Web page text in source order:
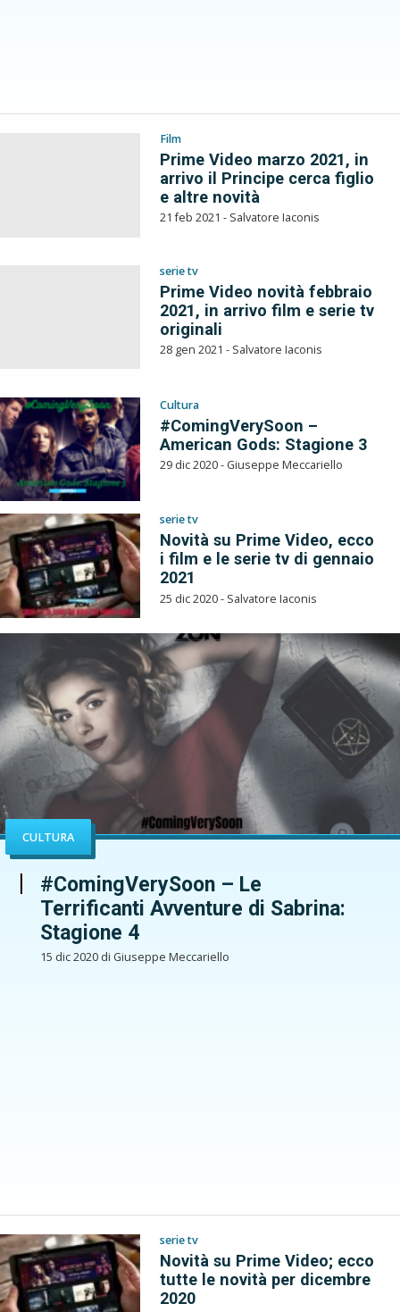
Film
Prime Video marzo 2021, in
arrivo il Principe cerca figlio
e altre novità
21 feb 2021 - Salvatore Iaconis
serie tv
Prime Video novità febbraio
2021, in arrivo film e serie tv
originali
28 gen 2021 - Salvatore Iaconis
Cultura
#ComingVerySoon –
American Gods: Stagione 3
29 dic 2020 - Giuseppe Meccariello
serie tv
Novità su Prime Video, ecco
i film e le serie tv di gennaio
2021
25 dic 2020 - Salvatore Iaconis
CULTURA
#ComingVerySoon – Le
Terrificanti Avventure di Sabrina:
Stagione 4
15 dic 2020 di Giuseppe Meccariello
serie tv
Novità su Prime Video; ecco
tutte le novità per dicembre
2020